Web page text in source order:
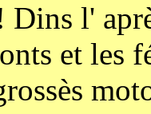
l'
et les